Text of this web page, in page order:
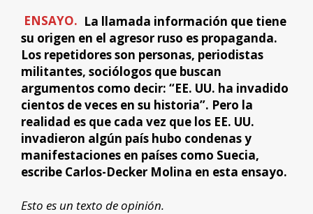
ENSAYO. La llamada información que tiene
su origen en el agresor ruso es propaganda.
Los repetidores son personas, periodistas
militantes, sociólogos que buscan
argumentos como decir: “EE. UU. ha invadido
cientos de veces en su historia”. Pero la
realidad es que cada vez que los EE. UU.
invadieron algún país hubo condenas y
manifestaciones en países como Suecia,
escribe Carlos-Decker Molina en esta ensayo.
Esto es un texto de opinión.